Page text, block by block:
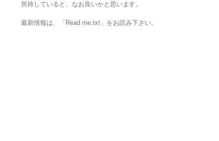
所持していると、なお良いかと思います。
最新情報は、「Read me.txt」をお読み下さい。